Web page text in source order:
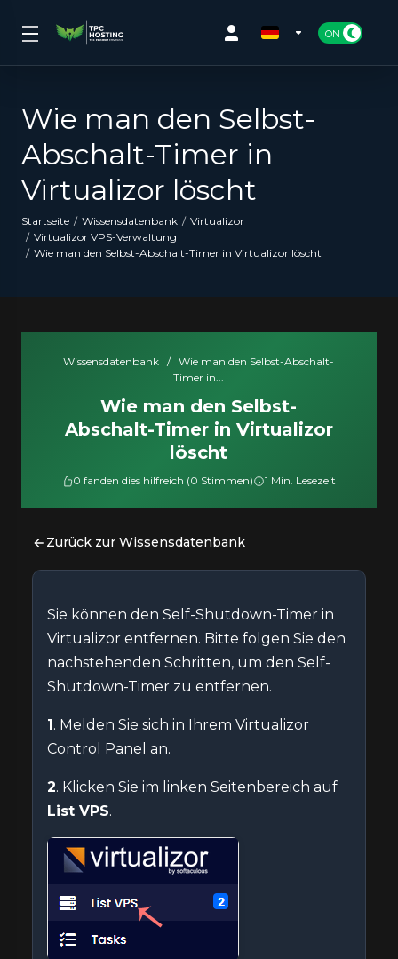
Wie man den Selbst-
Abschalt-Timer in
Virtualizor löscht
Startseite Wissensdatenbank
Virtualizor
Virtualizor VPS-Verwaltung
Wie man den Selbst-Abschalt-Timer in Virtualizor löscht
Wissensdatenbank / Wie man den Selbst-Abschalt-
Timer in...
Wie man den Selbst-
Abschalt-Timer in Virtualizor
löscht
0 fanden dies hilfreich (0 Stimmen) 1 Min. Lesezeit
Zurück zur Wissensdatenbank
Sie können den Self-Shutdown-Timer in
Virtualizor entfernen. Bitte folgen Sie den
nachstehenden Schritten, um den Self-
Shutdown-Timer zu entfernen.
1. Melden Sie sich in Ihrem Virtualizor
Control Panel an.
2. Klicken Sie im linken Seitenbereich auf
List VPS.